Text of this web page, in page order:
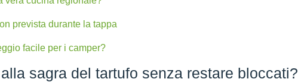
prevista durante la tappa
facile per i camper?
sagra del tartufo senza restare bloccati?